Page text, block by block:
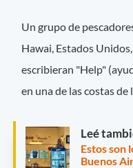
Un grupo de
Hawai, Estados
escribieran "Help"
en una de las costas de
Leé
Estos son
Buenos